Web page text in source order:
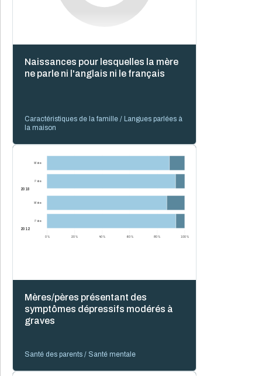
Naissances pour lesquelles la mère
ne parle ni l'anglais ni le français
Caractéristiques de la famille / Langues parlées à
la maison
0 % 20 % 40 % 60 % 80 % 100 %
2018
Mère
Père
2012
Mère
Père
Mères/pères présentant des
symptômes dépressifs modérés à
graves
Santé des parents / Santé mentale